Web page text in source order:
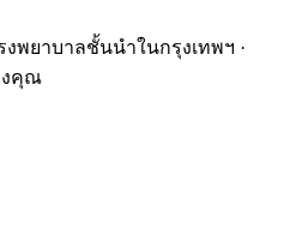
พยาบาลชั้นนำในกรุงเทพฯ ·
งคุณ